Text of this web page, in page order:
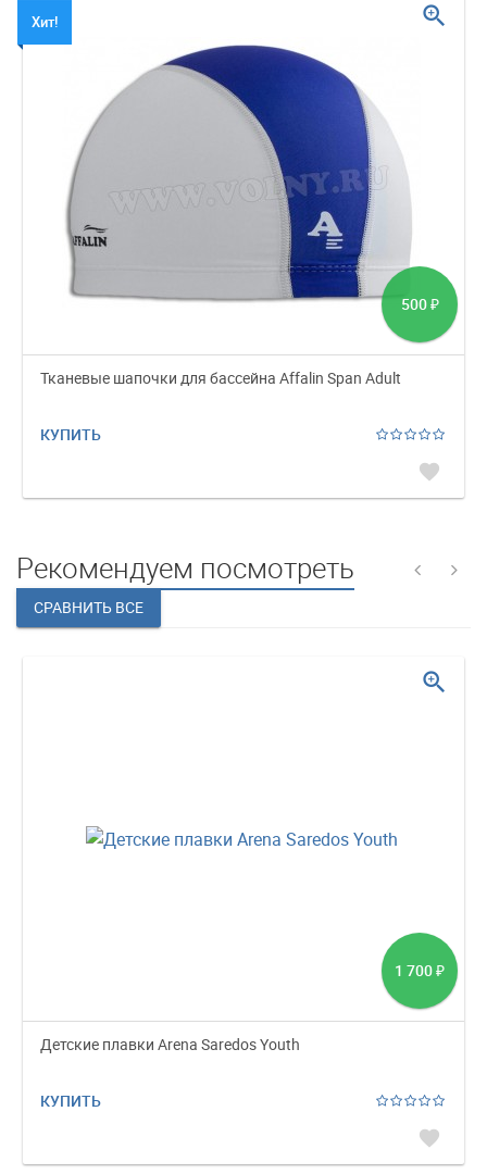
Хит!
500 ₽
Тканевые шапочки для бассейна Affalin Span Adult
КУПИТЬ
favorite
zoom_in
Рекомендуем посмотреть
1 700 ₽
Детские плавки Arena Saredos Youth
КУПИТЬ
favorite
zoom_in